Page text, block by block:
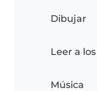
Dibujar
Leer a
Música